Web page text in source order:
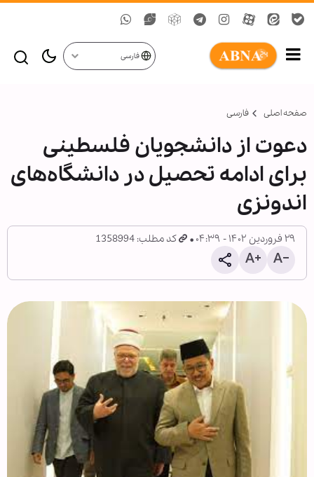
فارسی
صفحه اصلی فارسی
دعوت از دانشجویان فلسطینی
برای ادامه تحصیل در دانشگاه‌های
اندونزی
۲۹ فروردین ۱۴۰۲ - ۰۴:۳۹ کد مطلب: 1358994